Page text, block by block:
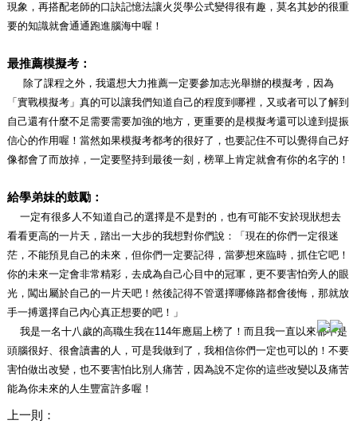
現象，再搭配老師的口訣記憶法讓火災學公式變得很有趣，莫名其妙的很重
要的知識就會通通跑進腦海中喔！
最推薦模擬考：
除了課程之外，我還想大力推薦一定要參加志光舉辦的模擬考，因為
「實戰模擬考」真的可以讓我們知道自己的程度到哪裡，又或者可以了解到
自己還有什麼不足需要需要加強的地方，更重要的是模擬考還可以達到提振
信心的作用喔！當然如果模擬考都考的很好了，也要記住不可以覺得自己好
像都會了而放掉，一定要堅持到最後一刻，榜單上肯定就會有你的名字的！
給學弟妹的鼓勵：
一定有很多人不知道自己的選擇是不是對的，也有可能不安於現狀想去
看看更高的一片天，踏出一大步的我想對你們說：「現在的你們一定很迷
茫，不能預見自己的未來，但你們一定要記得，當夢想來臨時，抓住它吧！
你的未來一定會非常精彩，去成為自己心目中的冠軍，更不要害怕旁人的眼
光，闖出屬於自己的一片天吧！然後記得不管選擇哪條路都會後悔，那就放
手一搏選擇自己內心真正想要的吧！」
我是一名十八歲的高職生我在114年應屆上榜了！而且我一直以來都不是
頭腦很好、很會讀書的人，可是我做到了，我相信你們一定也可以的！不要
害怕做出改變，也不要害怕比別人痛苦，因為說不定你的這些改變以及痛苦
能為你未來的人生豐富許多喔！
上一則：